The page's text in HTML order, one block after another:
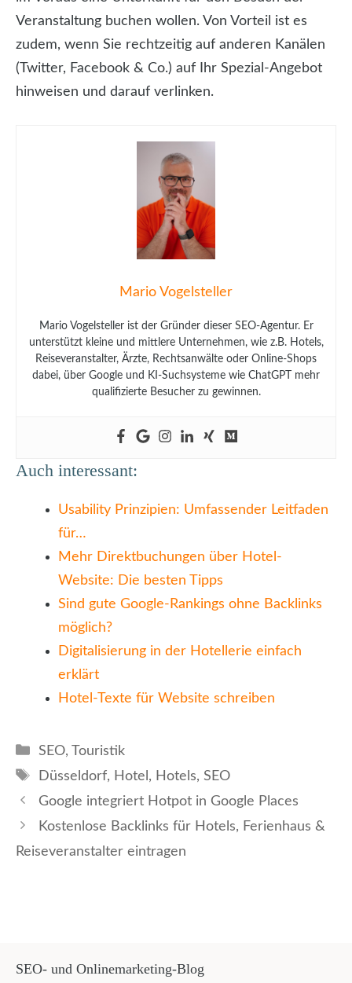
Veranstaltung buchen wollen. Von Vorteil ist es
zudem, wenn Sie rechtzeitig auf anderen Kanälen
(Twitter, Facebook & Co.) auf Ihr Spezial-Angebot
hinweisen und darauf verlinken.
Mario Vogelsteller
Mario Vogelsteller ist der Gründer dieser SEO-Agentur. Er
unterstützt kleine und mittlere Unternehmen, wie z.B. Hotels,
Reiseveranstalter, Ärzte, Rechtsanwälte oder Online-Shops
dabei, über Google und KI-Suchsysteme wie ChatGPT mehr
qualifizierte Besucher zu gewinnen.
Auch interessant:
Usability Prinzipien: Umfassender Leitfaden
für…
Mehr Direktbuchungen über Hotel-
Website: Die besten Tipps
Sind gute Google-Rankings ohne Backlinks
möglich?
Digitalisierung in der Hotellerie einfach
erklärt
Hotel-Texte für Website schreiben
Kategorien
SEO, Touristik
Schlagwörter
Düsseldorf, Hotel , Hotels, SEO
Google integriert Hotpot in Google Places
Kostenlose Backlinks für Hotels, Ferienhaus &
Reiseveranstalter eintragen
SEO- und Onlinemarketing-Blog